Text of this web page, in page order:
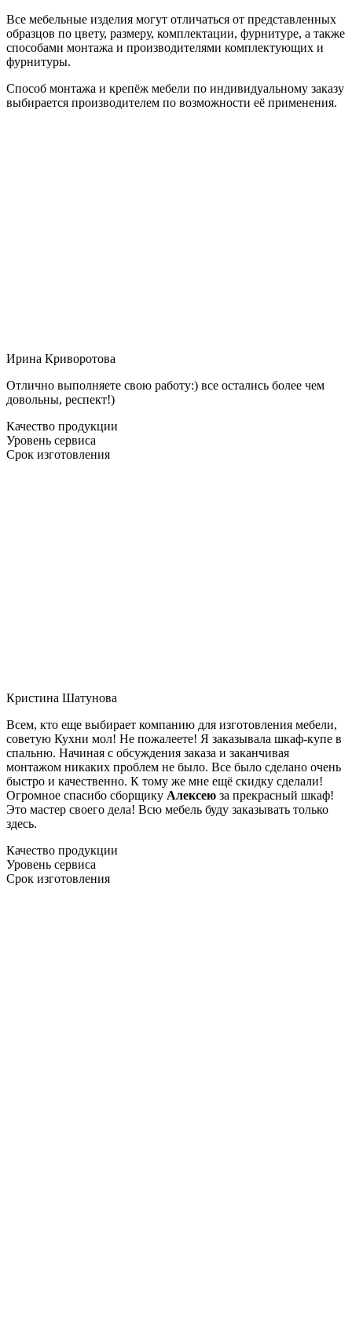
Все мебельные изделия могут отличаться от представленных
образцов по цвету, размеру, комплектации, фурнитуре, а также
способами монтажа и производителями комплектующих и
фурнитуры.
Способ монтажа и крепёж мебели по индивидуальному заказу
выбирается производителем по возможности её применения.
Ирина Криворотова
Отлично выполняете свою работу:) все остались более чем
довольны, респект!)
Качество продукции
Уровень сервиса
Срок изготовления
Кристина Шатунова
Всем, кто еще выбирает компанию для изготовления мебели,
советую Кухни мол! Не пожалеете! Я заказывала шкаф-купе в
спальню. Начиная с обсуждения заказа и заканчивая
монтажом никаких проблем не было. Все было сделано очень
быстро и качественно. К тому же мне ещё скидку сделали!
Огромное спасибо сборщику Алексею за прекрасный шкаф!
Это мастер своего дела! Всю мебель буду заказывать только
здесь.
Качество продукции
Уровень сервиса
Срок изготовления